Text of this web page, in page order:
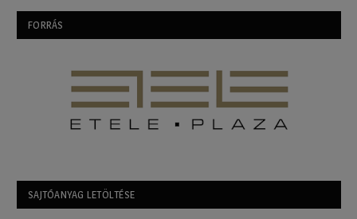
FORRÁS
SAJTÓANYAG LETÖLTÉSE